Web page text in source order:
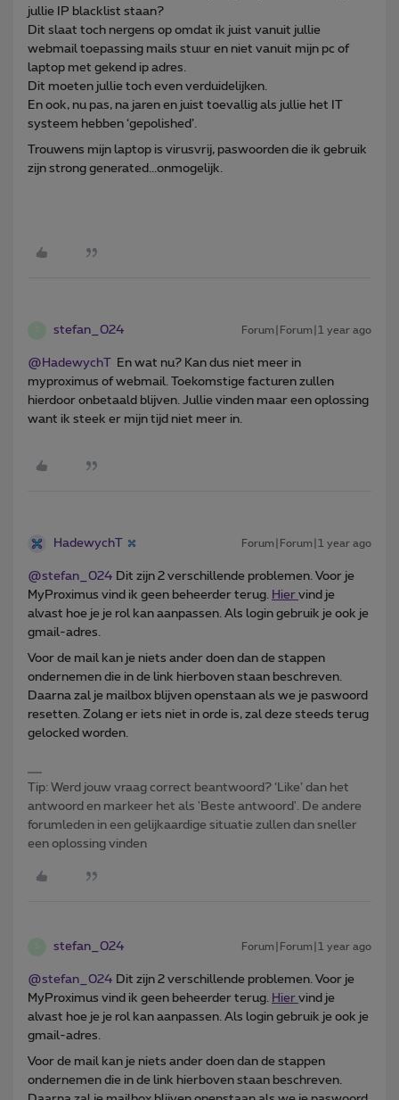
jullie IP blacklist staan?
Dit slaat toch nergens op omdat ik juist vanuit jullie
webmail toepassing mails stuur en niet vanuit mijn pc of
laptop met gekend ip adres.
Dit moeten jullie toch even verduidelijken.
En ook, nu pas, na jaren en juist toevallig als jullie het IT
systeem hebben ‘gepolished’.
Trouwens mijn laptop is virusvrij, paswoorden die ik gebruik
zijn strong generated...onmogelijk.
stefan_024 Forum|Forum|1 year ago
@HadewychT En wat nu? Kan dus niet meer in
myproximus of webmail. Toekomstige facturen zullen
hierdoor onbetaald blijven. Jullie vinden maar een oplossing
want ik steek er mijn tijd niet meer in.
HadewychT Forum|Forum|1 year ago
@stefan_024 Dit zijn 2 verschillende problemen. Voor je
MyProximus vind ik geen beheerder terug. Hier vind je
alvast hoe je je rol kan aanpassen. Als login gebruik je ook je
gmail-adres.
Voor de mail kan je niets ander doen dan de stappen
ondernemen die in de link hierboven staan beschreven.
Daarna zal je mailbox blijven openstaan als we je paswoord
resetten. Zolang er iets niet in orde is, zal deze steeds terug
gelocked worden.
Tip: Werd jouw vraag correct beantwoord? ‘Like’ dan het
antwoord en markeer het als 'Beste antwoord'. De andere
forumleden in een gelijkaardige situatie zullen dan sneller
een oplossing vinden
stefan_024 Forum|Forum|1 year ago
@stefan_024 Dit zijn 2 verschillende problemen. Voor je
MyProximus vind ik geen beheerder terug. Hier vind je
alvast hoe je je rol kan aanpassen. Als login gebruik je ook je
gmail-adres.
Voor de mail kan je niets ander doen dan de stappen
ondernemen die in de link hierboven staan beschreven.